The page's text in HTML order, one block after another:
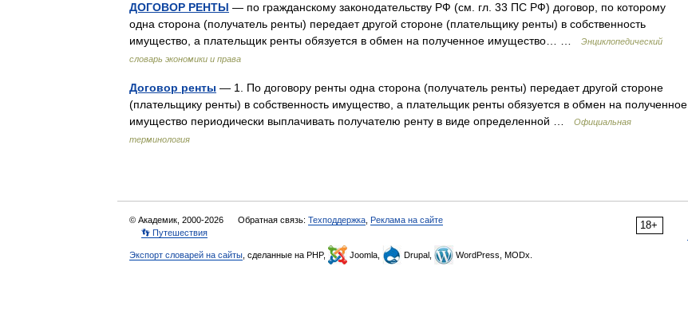
ДОГОВОР РЕНТЫ — по гражданскому законодательству РФ (см. гл. 33 ПС РФ) договор, по которому
одна сторона (получатель ренты) передает другой стороне (плательщику ренты) в собственность
имущество, а плательщик ренты обязуется в обмен на полученное имущество… …
Энциклопедический
словарь экономики и права
Договор ренты — 1. По договору ренты одна сторона (получатель ренты) передает другой стороне
(плательщику ренты) в собственность имущество, а плательщик ренты обязуется в обмен на полученное
имущество периодически выплачивать получателю ренту в виде определенной …
Официальная
терминология
18+
© Академик, 2000-2026 Обратная связь: Техподдержка Реклама на сайте
👣 Путешествия
Экспорт словарей на сайты , сделанные на PHP, Joomla, Drupal, WordPress, MODx.